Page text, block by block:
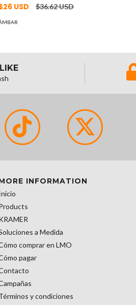
USD
$36.62 USD
INFORMATION
a Medida
comprar en LMO
pagar
y condiciones